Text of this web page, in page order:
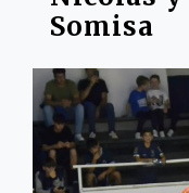
Somisa